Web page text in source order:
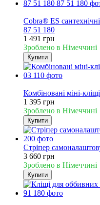
Cobra® ES
87 51 180
1 491 грн
Зроблено в Німеччині
Купити
Комбіновані міні-
1 395 грн
Зроблено в Німеччині
Купити
Стріпер
3 660 грн
Зроблено в Німеччині
Купити